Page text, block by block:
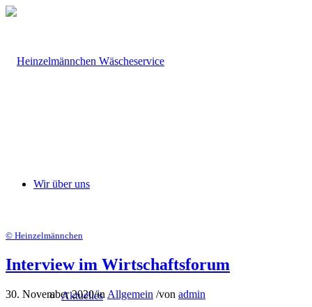
Wir über uns
Aktuelles
© Heinzelmännchen
Interview im Wirtschaftsforum
30. November 2020/in Allgemein /von admin